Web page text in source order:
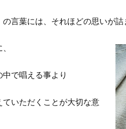
の言葉には、それほどの思いが
で唱える事より
ていただくことが大切な意